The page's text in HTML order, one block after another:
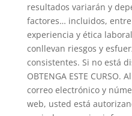
resultados variarán y
factores… incluidos,
experiencia y ética
conllevan riesgos y
consistentes. Si no está
OBTENGA ESTE
correo electrónico y
web, usted está